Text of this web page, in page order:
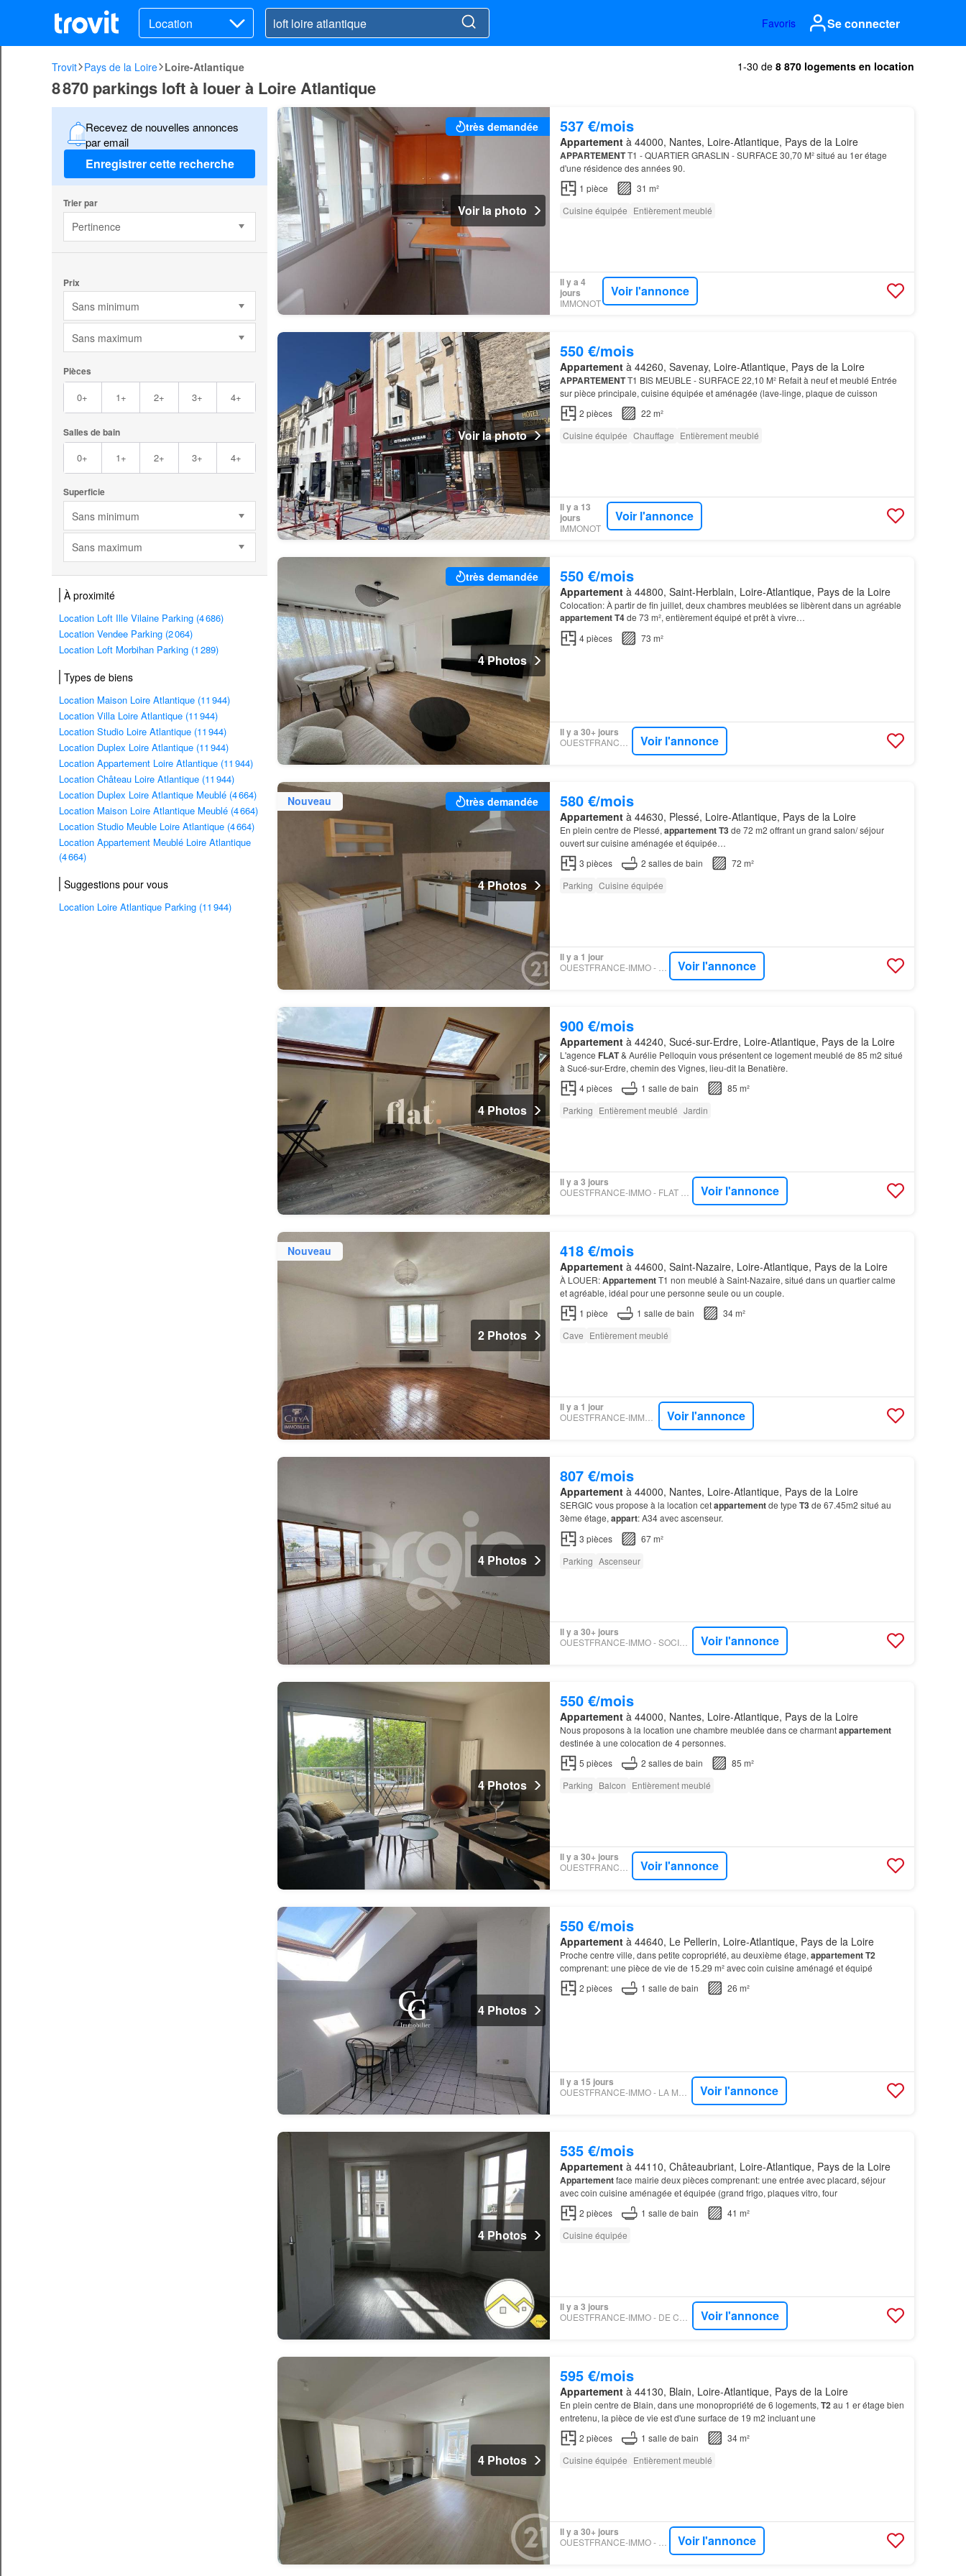
Location Favoris Se connecter
Trovit Pays de la Loire Loire-Atlantique 1-30 de 8 870 logements en location
8 870 parkings loft à louer à Loire Atlantique
Recevez de nouvelles annonces
par email
Enregistrer cette recherche
Trier par
Pertinence
Prix
Sans minimum
Sans maximum
Pièces
0+ 1+ 2+ 3+ 4+
Salles de bain
0+ 1+ 2+ 3+ 4+
Superficie
Sans minimum
Sans maximum
À proximité
Location Loft Ille Vilaine Parking (4 686)
Location Vendee Parking (2 064)
Location Loft Morbihan Parking (1 289)
Types de biens
Location Maison Loire Atlantique (11 944)
Location Villa Loire Atlantique (11 944)
Location Studio Loire Atlantique (11 944)
Location Duplex Loire Atlantique (11 944)
Location Appartement Loire Atlantique (11 944)
Location Château Loire Atlantique (11 944)
Location Duplex Loire Atlantique Meublé (4 664)
Location Maison Loire Atlantique Meublé (4 664)
Location Studio Meuble Loire Atlantique (4 664)
Location Appartement Meublé Loire Atlantique
(4 664)
Suggestions pour vous
Location Loire Atlantique Parking (11 944)
très demandée
Voir la photo
537 €/mois
Appartementà 44000, Nantes, Loire-Atlantique, Pays de la Loire
APPARTEMENTT1 - QUARTIER GRASLIN - SURFACE 30,70 M² situé au 1er étage
d'une résidence des années 90.
1 pièce
31 m²
Cuisine équipée Entièrement meublé
Il y a 4
jours
IMMONOT
Voir l'annonce
Voir la photo
550 €/mois
Appartementà 44260, Savenay, Loire-Atlantique, Pays de la Loire
APPARTEMENTT1 BIS MEUBLE - SURFACE 22,10 M² Refait à neuf et meublé Entrée
sur pièce principale, cuisine équipée et aménagée (lave-linge, plaque de cuisson
2 pièces
22 m²
Cuisine équipée Chauffage Entièrement meublé
Il y a 13
jours
IMMONOT
Voir l'annonce
très demandée
4 Photos
550 €/mois
Appartementà 44800, Saint-Herblain, Loire-Atlantique, Pays de la Loire
Colocation: À partir de fin juillet, deux chambres meublées se libèrent dans un agréable
appartement T4de 73 m², entièrement équipé et prêt à vivre…
4pièces 73 m²
Il y a 30+ jours
OUESTFRANCE-IMMO Voir l'annonce
Nouveau très demandée
4 Photos
580 €/mois
Appartementà 44630, Plessé, Loire-Atlantique, Pays de la Loire
En plein centre de Plessé, appartement T3de 72 m2 offrant un grand salon/ séjour
ouvert sur cuisine aménagée et équipée…
3 pièces 2 salles de bain
72 m²
Parking Cuisine équipée
Il y a 1 jour
OUESTFRANCE-IMMO - PETITE ARCHE Voir l'annonce
4 Photos
900 €/mois
Appartementà 44240, Sucé-sur-Erdre, Loire-Atlantique, Pays de la Loire
L'agence FLAT& Aurélie Pelloquin vous présentent ce logement meublé de 85 m2 situé
à Sucé-sur-Erdre, chemin des Vignes, lieu-dit la Benatière.
4pièces 1 salle de bain
85 m²
Parking Entièrement meublé Jardin
Il y a 3 jours
OUESTFRANCE-IMMO - FLAT AND HOUSE HUMAIMBILIER Voir l'annonce
Nouveau
2 Photos
418 €/mois
Appartementà 44600, Saint-Nazaire, Loire-Atlantique, Pays de la Loire
À LOUER:AppartementT1 non meublé à Saint-Nazaire, situé dans un quartier calme
et agréable, idéal pour une personne seule ou un couple.
1 pièce 1 salle de bain
34 m²
Cave Entièrement meublé
Il y a 1 jour
OUESTFRANCE-IMMO - APROGIM Voir l'annonce
4 Photos
807 €/mois
Appartementà 44000, Nantes, Loire-Atlantique, Pays de la Loire
SERGIC vous propose à la location cetappartementde type T3de 67.45m2 situé au
3ème étage, appart: A34 avec ascenseur.
3 pièces
67 m²
Parking Ascenseur
Il y a 30+ jours
OUESTFRANCE-IMMO - SOCIETE D ETUDES ET DE REALISATION DE GE Voir l'annonce
4 Photos
550 €/mois
Appartementà 44000, Nantes, Loire-Atlantique, Pays de la Loire
Nous proposons à la location une chambre meublée dans ce charmantappartement
destinée à une colocation de 4 personnes.
5 pièces 2 salles de bain
85 m²
Parking Balcon Entièrement meublé
Il y a 30+ jours
Voir l'annonce
4 Photos
550 €/mois
Appartementà 44640, Le Pellerin, Loire-Atlantique, Pays de la Loire
Proche centre ville, dans petite copropriété, au deuxième étage, appartement T2
comprenant: une pièce de vie de 15.29 m² avec coin cuisine aménagé et équipé
2 pièces 1 salle de bain 26 m²
Il y a 15 jours
Voir l'annonce
4 Photos
535 €/mois
Appartementà 44110, Châteaubriant, Loire-Atlantique, Pays de la Loire
Appartementface mairie deux pièces comprenant: une entrée avec placard, séjour
avec coin cuisine aménagée et équipée (grand frigo, plaques vitro, four
2 pièces 1 salle de bain
41 m²
Cuisine équipée
Il y a 3 jours
Voir l'annonce
4 Photos
595 €/mois
Appartementà 44130, Blain, Loire-Atlantique, Pays de la Loire
En plein centre de Blain, dans une monopropriété de 6 logements, T2au 1 er étage bien
entretenu, la pièce de vie est d'une surface de 19 m2 incluant une
2 pièces 1 salle de bain
34 m²
Cuisine équipée Entièrement meublé
Il y a 30+ jours
Voir l'annonce